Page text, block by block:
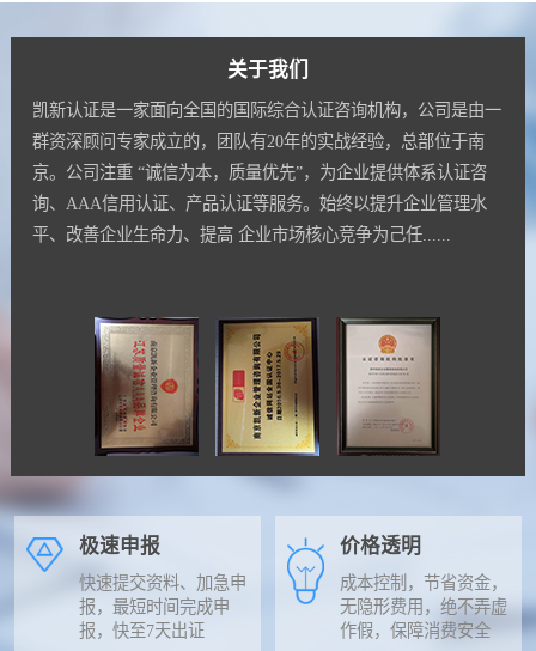
关于我们
凯新认证是一家面向全国的国际综合认证咨询机构，公司是由一
群资深顾问专家成立的，团队有20年的实战经验，总部位于南
京。公司注重 “诚信为本，质量优先”，为企业提供体系认证咨
询、AAA信用认证、产品认证等服务。始终以提升企业管理水
平、改善企业生命力、提高 企业市场核心竞争为己任......
极速申报
快速提交资料、加急申
报，最短时间完成申
报，快至7天出证
价格透明
成本控制，节省资金，
无隐形费用，绝不弄虚
作假，保障消费安全